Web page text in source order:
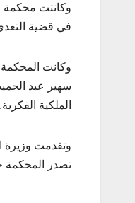
وكانتت محكمة
في قضية
سهير عبد
الملكية الفكرية.
وتقدمت وزيرة
تصدر المحكمة